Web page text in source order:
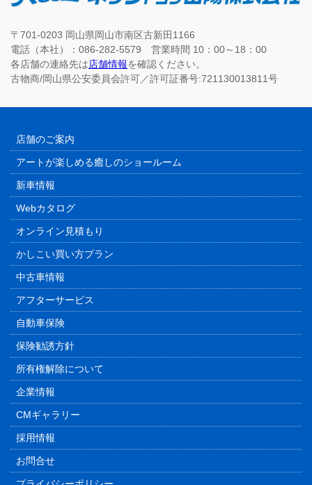
〒701-0203 岡山県岡山市南区古新田1166
電話（本社）：086-282-5579 営業時間 10：00～18：00
各店舗の連絡先は店舗情報を確認ください。
古物商/岡山県公安委員会許可／許可証番号:721130013811号
店舗のご案内
アートが楽しめる癒しのショールーム
新車情報
Webカタログ
オンライン見積もり
かしこい買い方プラン
中古車情報
アフターサービス
自動車保険
保険勧誘方針
所有権解除について
企業情報
CMギャラリー
採用情報
お問合せ